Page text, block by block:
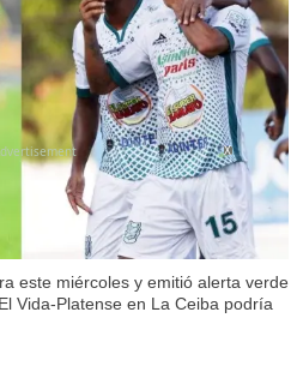
este miércoles y emitió alerta verde
Vida-Platense en La Ceiba podría
X